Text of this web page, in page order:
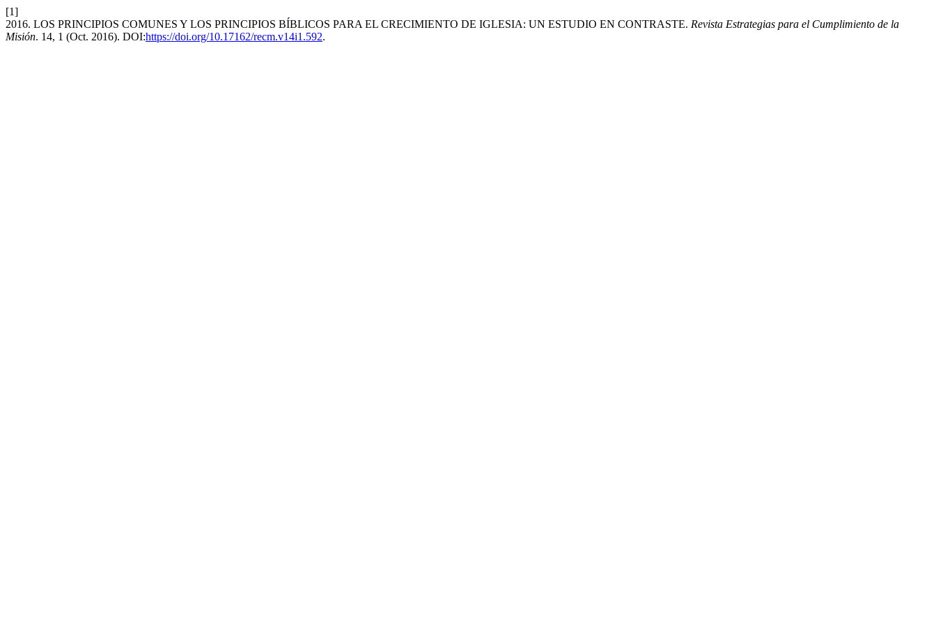
[1]
2016. LOS PRINCIPIOS COMUNES Y LOS PRINCIPIOS BÍBLICOS PARA EL CRECIMIENTO DE IGLESIA: UN ESTUDIO EN CONTRASTE. Revista Estrategias para el Cumplimiento de la
Misión. 14, 1 (Oct. 2016). DOI:https://doi.org/10.17162/recm.v14i1.592.